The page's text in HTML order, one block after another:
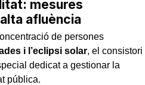
mesures
afluència
de persones
i l’eclipsi solar, el consistori
dedicat a gestionar la
pública.